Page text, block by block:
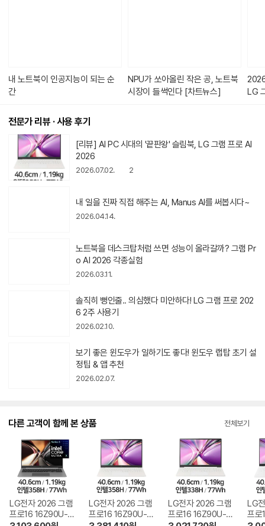
내 노트북이 인공지능이 되는 순
간
NPU가 쏘아올린 작은 공, 노트북
시장이 들썩인다 [차트뉴스]
LG
전문가 리뷰 · 사용 후기
[리뷰] AI PC 시대의 '끝판왕' 슬림북, LG 그램 프로 AI
2026
2026.07.02. 2
내 일을 진짜 직접 해주는 AI, Manus AI를 써봅시다~
2026.04.14.
노트북을 데스크탑처럼 쓰면 성능이 올라갈까? 그램 Pr
o AI 2026 각종실험
2026.03.11.
솔직히 뻥인줄.. 의심했다 미안하다! LG 그램 프로 202
6 2주 사용기
2026.02.10.
보기 좋은 윈도우가 일하기도 좋다! 윈도우 랩탑 초기 설
정팁 & 앱 추천
2026.02.07.
다른 고객이 함께 본 상품 전체보기
LG전자 2026 그램
프로16 16Z90U-K
LG전자 2026 그램
프로16 16Z90U-K
LG전자 2026 그램
프로16 16Z90U-K
LG
프